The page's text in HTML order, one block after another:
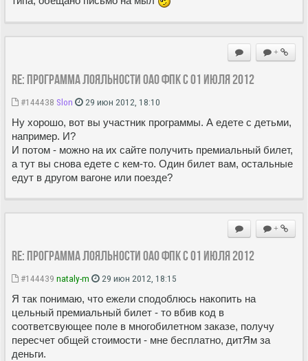
+
Re: Программа лояльности ОАО ФПК с 01 июля 2012
#144438 Slon 29 июн 2012, 18:10
Ну хорошо, вот вы участник программы. А едете с детьми,
например. И?
И потом - можно на их сайте получить премиальный билет,
а тут вы снова едете с кем-то. Один билет вам, остальные
едут в другом вагоне или поезде?
+
Re: Программа лояльности ОАО ФПК с 01 июля 2012
#144439 nataly-m 29 июн 2012, 18:15
Я так понимаю, что ежели сподоблюсь накопить на
цельный премиальный билет - то вбив код в
соответсвующее поле в многобилетном заказе, получу
пересчет общей стоимости - мне бесплатно, дитЯм за
деньги.